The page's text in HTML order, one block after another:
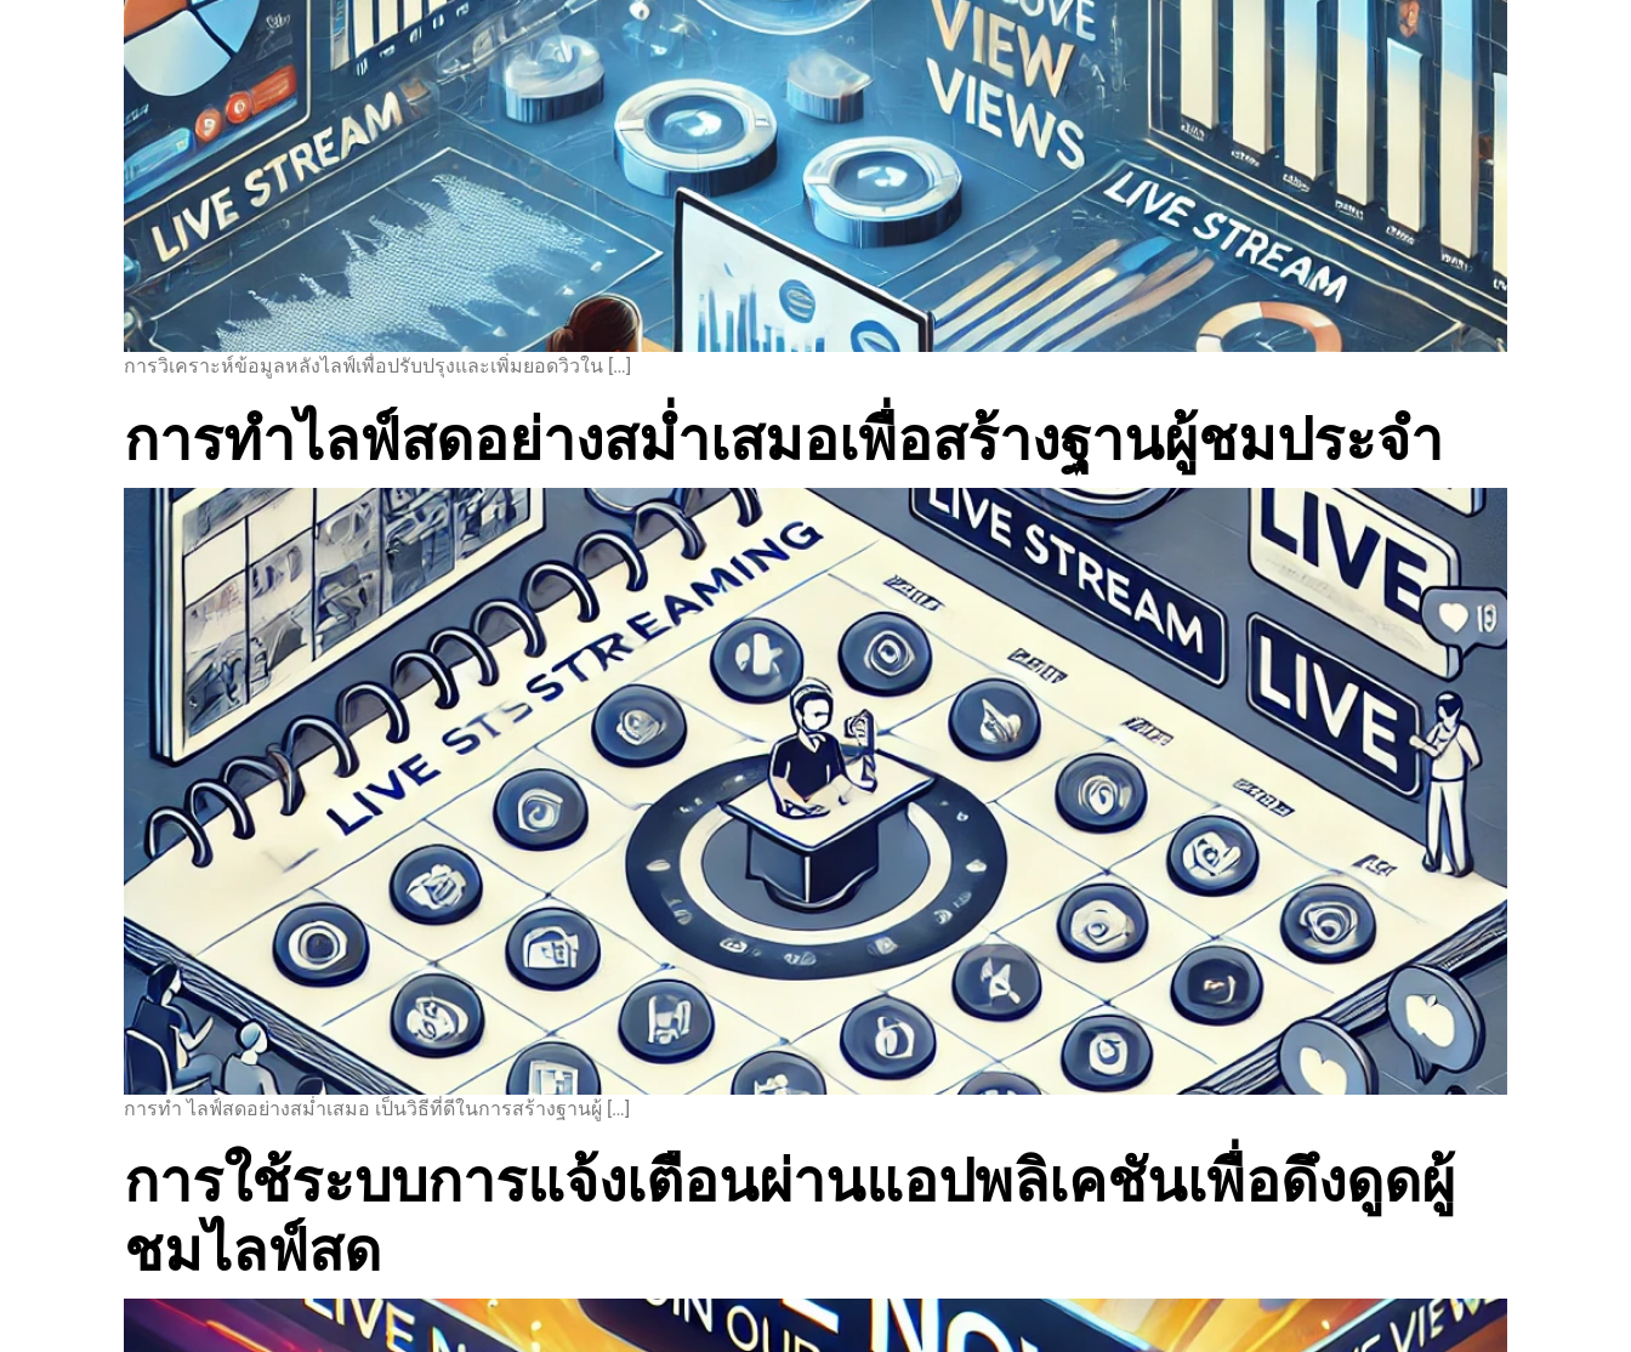
การวิเคราะห์ข้อมูลหลังไลฟ์เพื่อปรับปรุงและเพิ่มยอดวิวใน […]
การทำไลฟ์สดอย่างสม่ำเสมอเพื่อสร้างฐานผู้ชมประจำ
การทำ ไลฟ์สดอย่างสม่ำเสมอ เป็นวิธีที่ดีในการสร้างฐานผู้ […]
การใช้ระบบการแจ้งเตือนผ่านแอปพลิเคชันเพื่อดึงดูดผู้
ชมไลฟ์สด